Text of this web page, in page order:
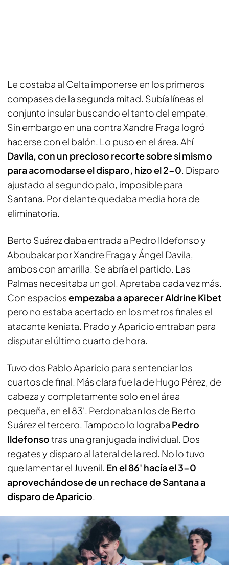
Le costaba al Celta imponerse en los primeros
compases de la segunda mitad. Subía líneas el
conjunto insular buscando el tanto del empate.
Sin embargo en una contra Xandre Fraga logró
hacerse con el balón. Lo puso en el área. Ahí
Davila, con un precioso recorte sobre si mismo
para acomodarse el disparo, hizo el 2-0. Disparo
ajustado al segundo palo, imposible para
Santana. Por delante quedaba media hora de
eliminatoria.
Berto Suárez daba entrada a Pedro Ildefonso y
Aboubakar por Xandre Fraga y Ángel Davila,
ambos con amarilla. Se abría el partido. Las
Palmas necesitaba un gol. Apretaba cada vez más.
Con espaciosempezaba a aparecer Aldrine Kibet
pero no estaba acertado en los metros finales el
atacante keniata. Prado y Aparicio entraban para
disputar el último cuarto de hora.
Tuvo dos Pablo Aparicio para sentenciar los
cuartos de final. Más clara fue la de Hugo Pérez, de
cabeza y completamente solo en el área
pequeña, en el 83'. Perdonaban los de Berto
Suárez el tercero. Tampoco lo lograba Pedro
Ildefonsotras una gran jugada individual. Dos
regates y disparo al lateral de la red. No lo tuvo
que lamentar el Juvenil. En el 86' hacía el 3-0
aprovechándose de un rechace de Santana a
disparo de Aparicio.